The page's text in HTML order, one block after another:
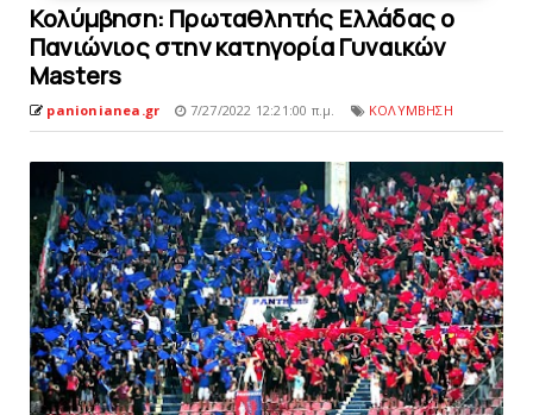
Κολύμβηση: Πρωταθλητής Ελλάδας ο
Πανιώνιος στην κατηγορία Γυναικών
Masters
panionianea.gr 7/27/2022 12:21:00 π.μ. ΚΟΛΥΜΒΗΣΗ